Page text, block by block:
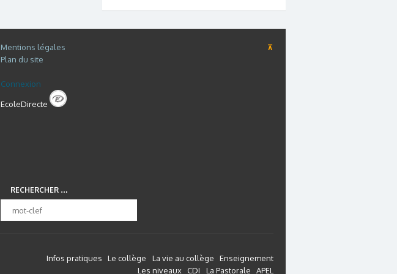
Mentions légales ⊼
Plan du site
Connexion
EcoleDirecte
RECHERCHER …
Infos pratiques Le collège La vie au collège
Enseignement
Les niveaux CDI La Pastorale APEL